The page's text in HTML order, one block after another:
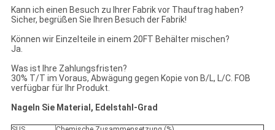
Kann ich einen Besuch zu Ihrer Fabrik vor Thauftrag haben?
Sicher, begrüßen Sie Ihren Besuch der Fabrik!
Können wir Einzelteile in einem 20FT Behälter mischen?
Ja.
Was ist Ihre Zahlungsfristen?
30% T/T im Voraus, Abwägung gegen Kopie von B/L, L/C. FOB
verfügbar für Ihr Produkt.
Nageln Sie Material, Edelstahl-Grad